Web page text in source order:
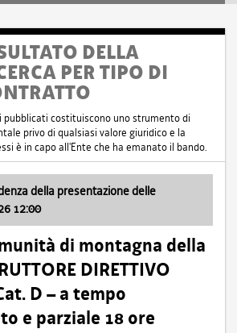
DELLA
PER TIPO DI
pubblicati costituiscono uno strumento di
privo di qualsiasi valore giuridico e la
è in capo all'Ente che ha emanato il bando.
della presentazione delle
12:00
di montagna della
DIRETTIVO
D – a tempo
e parziale 18 ore